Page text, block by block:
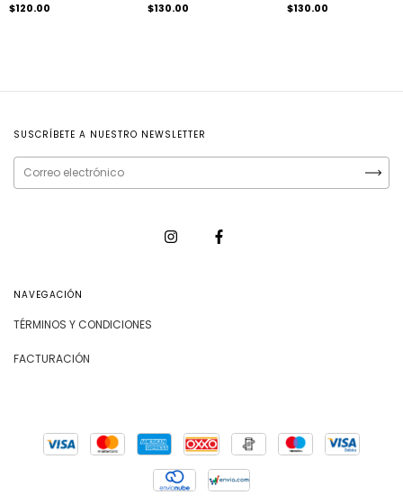
$120.00 $130.00 $130.00
SUSCRÍBETE A NUESTRO NEWSLETTER
NAVEGACIÓN
TÉRMINOS Y CONDICIONES
FACTURACIÓN